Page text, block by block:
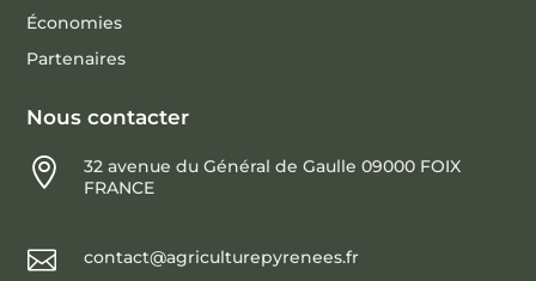
Économies
Partenaires
Nous contacter

32 avenue du Général de Gaulle 09000 FOIX
FRANCE
 contact@agriculturepyrenees.fr